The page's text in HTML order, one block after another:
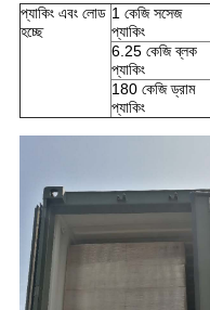
প্যাকিং এবং লোড
হচ্ছে
1 কেজি সসেজ
প্যাকিং
6.25 কেজি ব্লক
প্যাকিং
180 কেজি ড্রাম
প্যাকিং